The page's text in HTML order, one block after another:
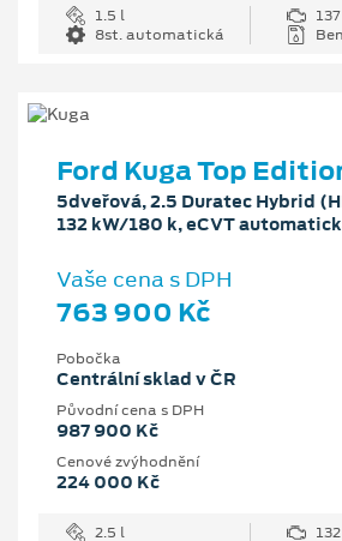
1.5 l
8st. automatická
Ford Kuga Top
5dveřová, 2.5 Duratec Hybrid
132 kW/180 k, eCVT
Vaše cena s DPH
763 900 Kč
Pobočka
Centrální sklad v ČR
Původní cena s DPH
987 900 Kč
Cenové zvýhodnění
224 000 Kč
2.5 l